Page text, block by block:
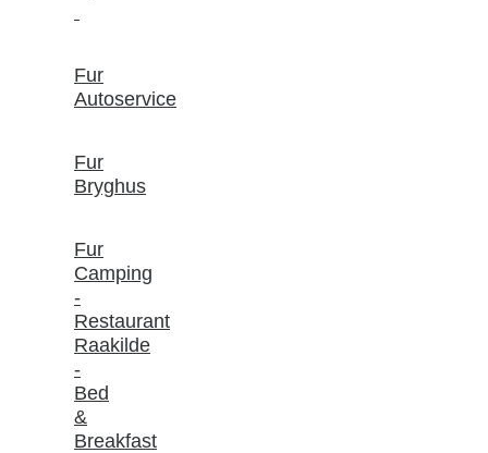
Fur
Autoservice
Fur
Bryghus
Fur
Camping
-
Restaurant
Raakilde
-
Bed
&
Breakfast